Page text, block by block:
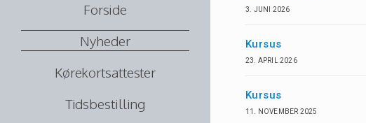
Forside
Nyheder
Kørekortsattester
Tidsbestilling
3. JUNI 2026
Kursus
23. APRIL 2026
Kursus
11. NOVEMBER 2025